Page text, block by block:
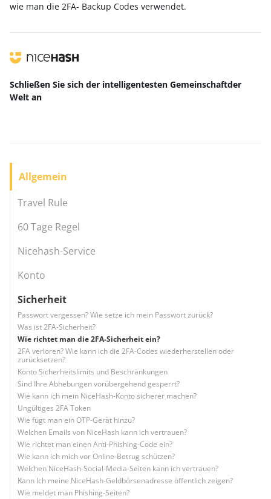
wie man die 2FA- Backup Codes verwendet.
Schließen Sie sich der intelligentesten Gemeinschaftder
Welt an
Allgemein
Travel Rule
60 Tage Regel
Nicehash-Service
Konto
Sicherheit
Passwort vergessen? Wie setze ich mein Passwort zurück?
Was ist 2FA-Sicherheit?
Wie richtet man die 2FA-Sicherheit ein?
2FA verloren? Wie kann ich die 2FA-Codes wiederherstellen oder
zurücksetzen?
Konto Sicherheitslimits und Beschränkungen
Sind Ihre Abhebungen vorübergehend gesperrt?
Wie kann ich mein NiceHash-Konto sicherer machen?
Ungültiges 2FA Token
Wie fügt man ein OTP-Gerät hinzu?
Welchen Emails von NiceHash kann ich vertrauen?
Wie richtet man einen Anti-Phishing-Code ein?
Wie kann ich mich vor Online-Betrug schützen?
Welchen NiceHash-Social-Media-Seiten kann ich vertrauen?
Kann Ich meine NiceHash-Geldbörsenadresse öffentlich zeigen?
Wie meldet man Phishing-Seiten?